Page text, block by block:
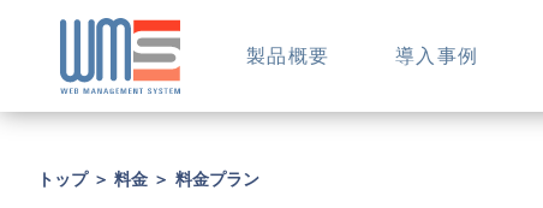
製品概要 導入事例
トップ＞ 料金 ＞ 料金プラン